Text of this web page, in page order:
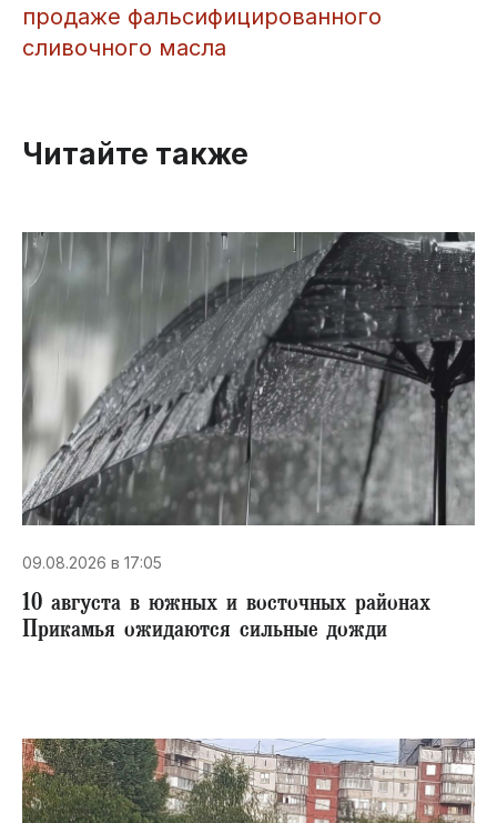
продаже фальсифицированного
сливочного масла
Читайте также
09.08.2026 в 17:05
10 августа в южных и восточных районах
Прикамья ожидаются сильные дожди